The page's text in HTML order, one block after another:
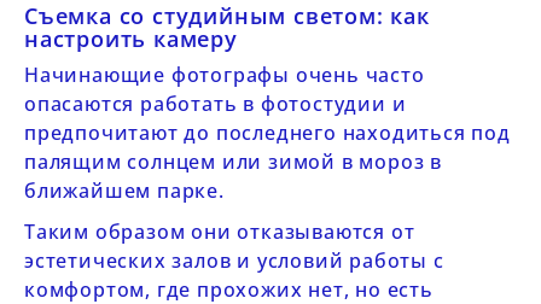
Съемка со студийным светом: как
настроить камеру
Начинающие фотографы очень часто
опасаются работать в фотостудии и
предпочитают до последнего находиться под
палящим солнцем или зимой в мороз в
ближайшем парке.
Таким образом они отказываются от
эстетических залов и условий работы с
комфортом, где прохожих нет, но есть